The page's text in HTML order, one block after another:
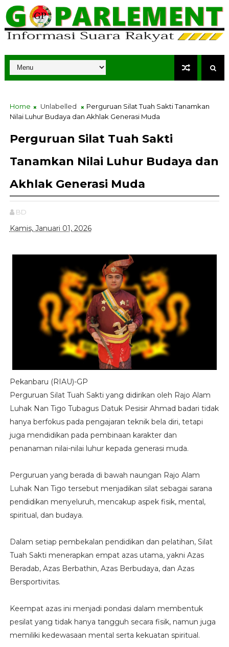
Home Unlabelled
Perguruan Silat Tuah Sakti Tanamkan
Nilai Luhur Budaya dan Akhlak Generasi Muda
Perguruan Silat Tuah Sakti
Tanamkan Nilai Luhur Budaya dan
Akhlak Generasi Muda
BD
Kamis, Januari 01, 2026
Pekanbaru (RIAU)-GP
Perguruan Silat Tuah Sakti yang didirikan oleh Rajo Alam
Luhak Nan Tigo Tubagus Datuk Pesisir Ahmad badari tidak
hanya berfokus pada pengajaran teknik bela diri, tetapi
juga mendidikan pada pembinaan karakter dan
penanaman nilai-nilai luhur kepada generasi muda.
Perguruan yang berada di bawah naungan Rajo Alam
Luhak Nan Tigo tersebut menjadikan silat sebagai sarana
pendidikan menyeluruh, mencakup aspek fisik, mental,
spiritual, dan budaya.
Dalam setiap pembekalan pendidikan dan pelatihan, Silat
Tuah Sakti menerapkan empat azas utama, yakni Azas
Beradab, Azas Berbathin, Azas Berbudaya, dan Azas
Bersportivitas.
Keempat azas ini menjadi pondasi dalam membentuk
pesilat yang tidak hanya tangguh secara fisik, namun juga
memiliki kedewasaan mental serta kekuatan spiritual.